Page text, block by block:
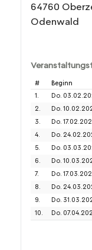
64760
Odenwald
# Beginn
1.
Do.
2.
Do.
3.
Do.
4.
Do.
5.
Do.
6.
Do.
7.
Do.
8.
Do.
9.
Do.
10.
Do.